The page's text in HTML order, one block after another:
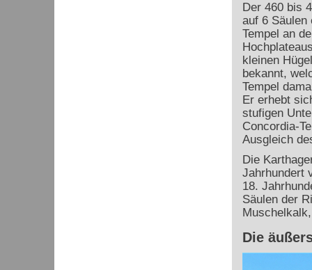
Der 460 bis
auf 6 Säulen
Tempel an
kleinen
bekannt,
Tempel
Er erhebt
stufigen
Concordia-
Ausgleich
Die
Jahrhundert
18.
Säulen der
Die